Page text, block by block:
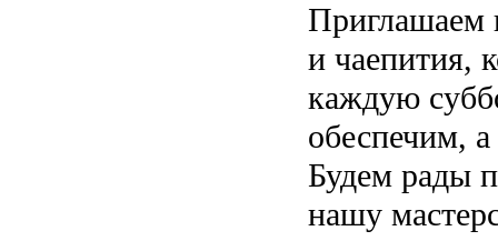
Приглашаем
и чаепития,
каждую
обеспечим,
Будем рады
нашу